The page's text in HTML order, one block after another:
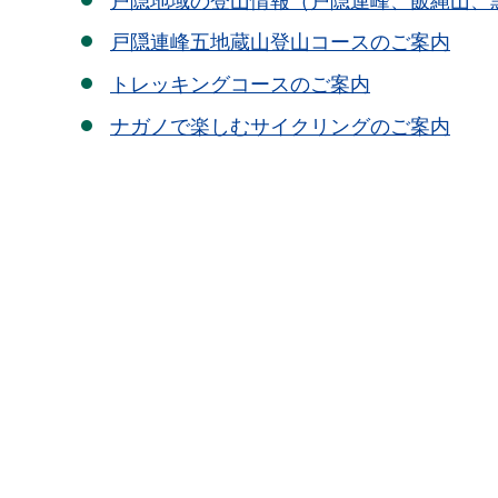
戸隠連峰五地蔵山登山コースのご案内
トレッキングコースのご案内
ナガノで楽しむサイクリングのご案内